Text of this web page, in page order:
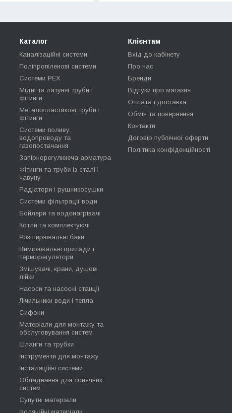
Каталог
Каналізаційні системи
Поліпропіленові системи
Системи PEX
Мідні та латунні труби і
фітинги
Металопластикові труби і
фітинги
Системи поливу,
водопроводу та
газопостачання
Запірнорегулююча арматура
Фітинги та труби із сталі і
чавуну
Радіатори і рушникосушки
Системи фільтрації води
Бойлери та водонагрівачі
Котли та комплектуючі
Розширювальні баки
Вимірювальні прилади і
терморегулятори
Змішувачі, крани, душові
лійки
Насоси та насосні станції
Лічильники води і тепла
Сифони
Матеріали для монтажу та
обслуговування систем
Шланги та трубки
Інструменти для монтажу
Інсталяційні системи
Обладнання для сонячних
систем
Супутні матеріали
Клієнтам
Вхід до кабінету
Про нас
Бренди
Відгуки про магазин
Оплата і доставка
Обмін та повернення
Контакти
Договір публічної оферти
Політика конфіденційності